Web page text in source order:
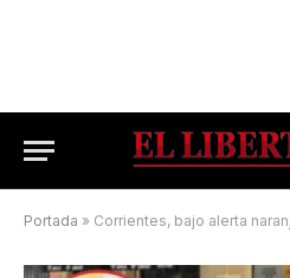
Portada » Corrientes, bajo alerta